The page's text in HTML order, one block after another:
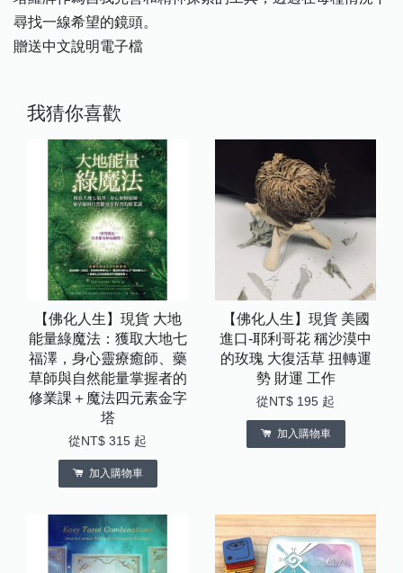
尋找一線希望的鏡頭。
贈送中文說明電子檔
我猜你喜歡
【佛化人生】現貨 大地
能量綠魔法：獲取大地七
福澤，身心靈療癒師、藥
草師與自然能量掌握者的
修業課＋魔法四元素金字
塔
從NT$ 315 起
加入購物車
【佛化人生】現貨 美國
進口-耶利哥花 稱沙漠中
的玫瑰 大復活草 扭轉運
勢 財運 工作
從NT$ 195 起
加入購物車